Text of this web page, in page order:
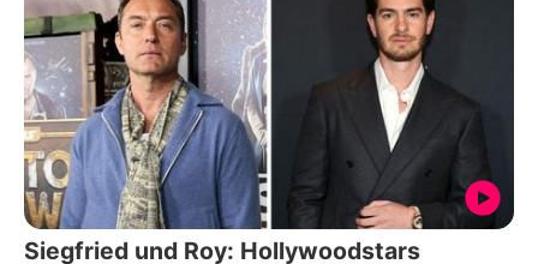
Siegfried und Roy: Hollywoodstars